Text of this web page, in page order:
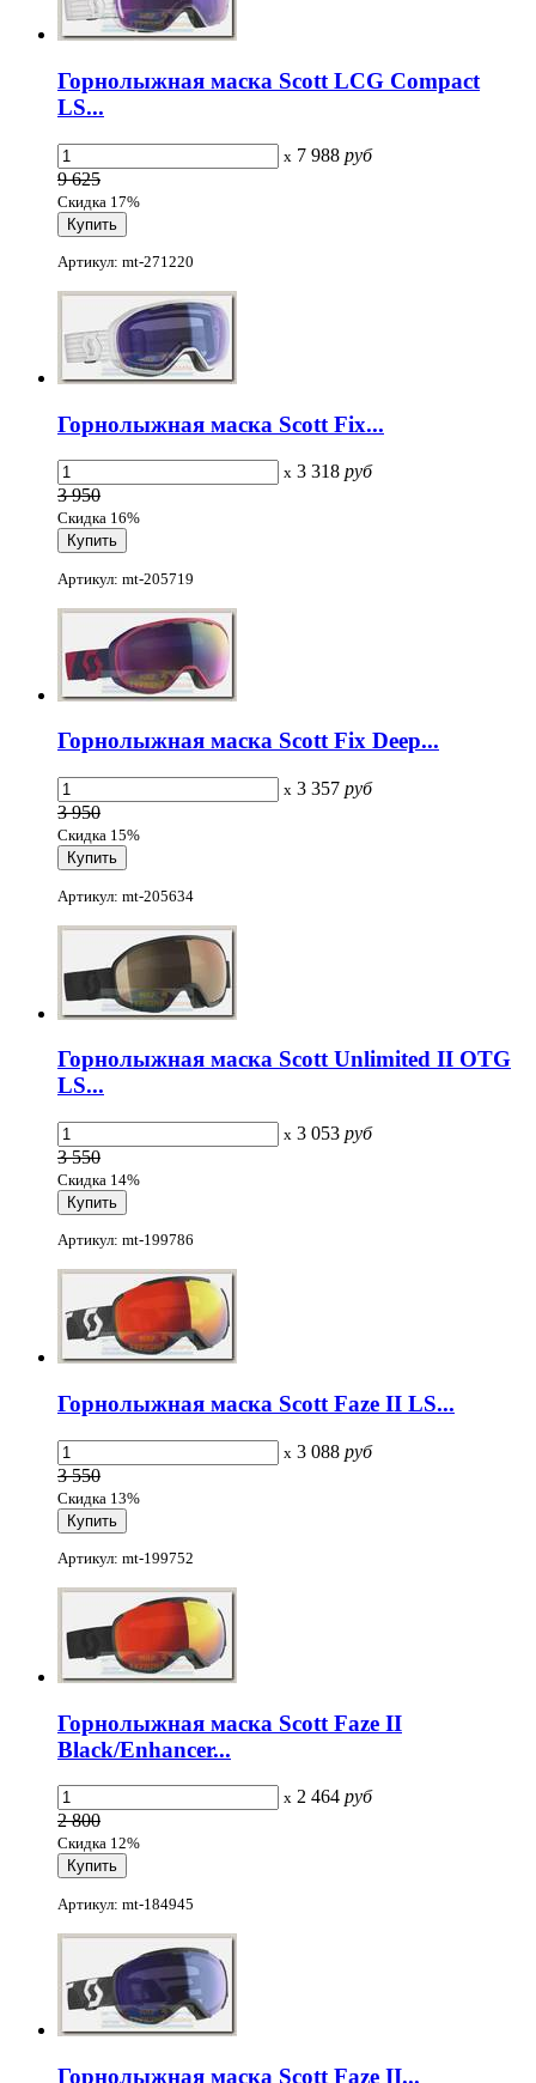
Горнолыжная маска Scott LCG Compact
LS...
x 7 988 руб
9 625
Скидка 17%
Артикул: mt-271220
Горнолыжная маска Scott Fix...
x 3 318 руб
3 950
Скидка 16%
Артикул: mt-205719
Горнолыжная маска Scott Fix Deep...
x 3 357 руб
3 950
Скидка 15%
Артикул: mt-205634
Горнолыжная маска Scott Unlimited II OTG
LS...
x 3 053 руб
3 550
Скидка 14%
Артикул: mt-199786
Горнолыжная маска Scott Faze II LS...
x 3 088 руб
3 550
Скидка 13%
Артикул: mt-199752
Горнолыжная маска Scott Faze II
Black/Enhancer...
x 2 464 руб
2 800
Скидка 12%
Артикул: mt-184945
Горнолыжная маска Scott Faze II...